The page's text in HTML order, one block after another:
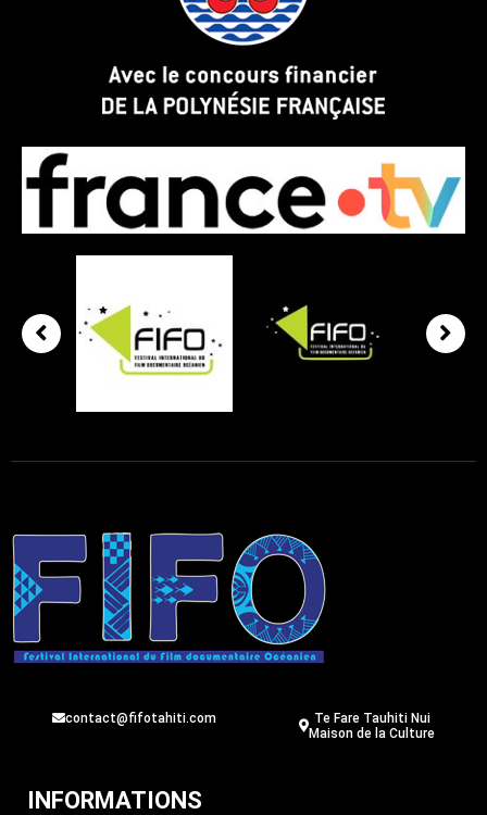
contact@fifotahiti.com
Te Fare Tauhiti Nui
Maison de la Culture
INFORMATIONS